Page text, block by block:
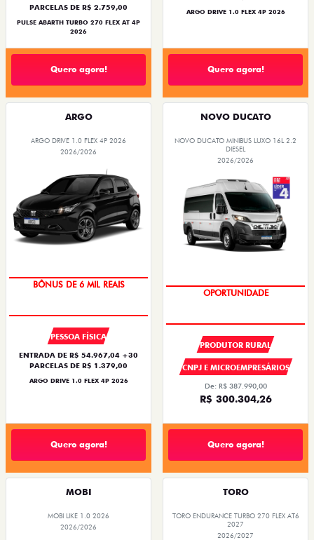
PARCELAS DE R$ 2.759,00
PULSE ABARTH TURBO 270 FLEX AT 4P
2026
Quero agora!
ARGO DRIVE 1.0 FLEX 4P 2026
Quero agora!
ARGO
ARGO DRIVE 1.0 FLEX 4P 2026
2026/2026
TAXA ZERO
PESSOA FÍSICA
ENTRADA DE R$ 54.967,04 +30
PARCELAS DE R$ 1.379,00
ARGO DRIVE 1.0 FLEX 4P 2026
Quero agora!
NOVO DUCATO
NOVO DUCATO MINIBUS LUXO 16L 2.2
DIESEL
2026/2026
SUPER DESCONTO
PRODUTOR RURAL
CNPJ E MICROEMPRESÁRIOS
De: R$ 387.990,00
R$ 300.304,26
Quero agora!
MOBI
MOBI LIKE 1.0 2026
2026/2026
TORO
TORO ENDURANCE TURBO 270 FLEX AT6
2027
2026/2027